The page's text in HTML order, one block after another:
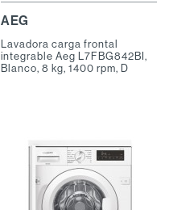
AEG
Lavadora carga frontal
integrable Aeg L7FBG842BI,
Blanco, 8 kg, 1400 rpm, D